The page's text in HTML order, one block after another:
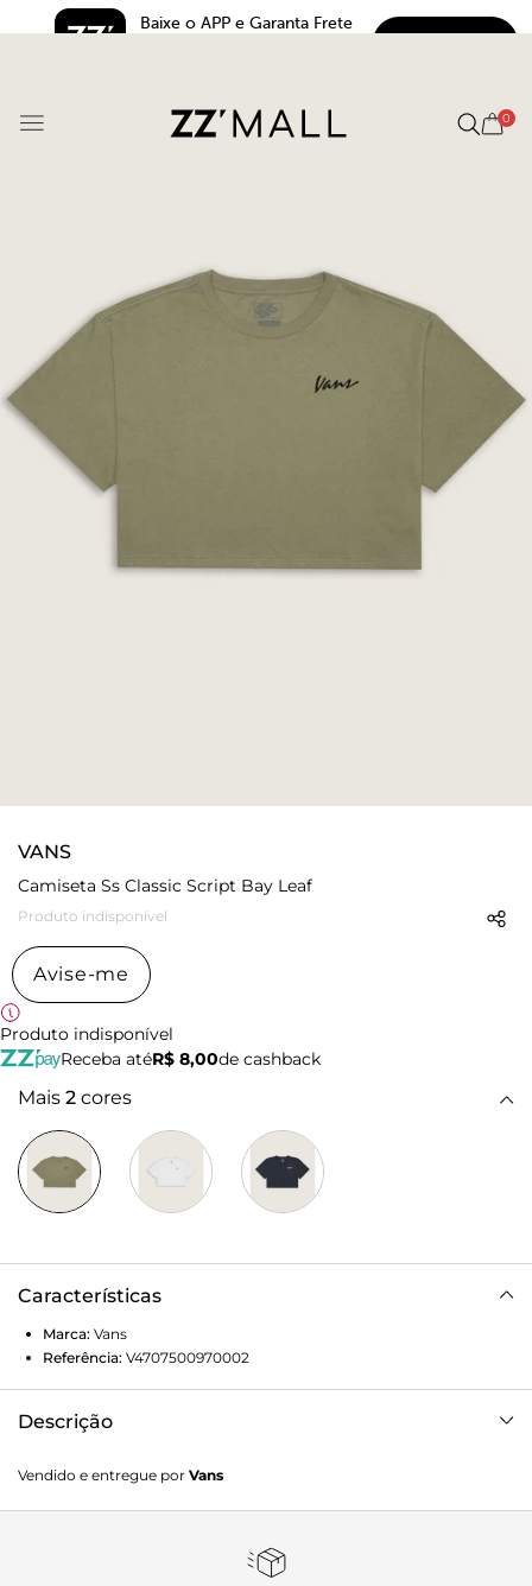
Baixe o APP e Garanta Frete
0
VANS
Camiseta Ss Classic Script Bay Leaf
Produto indisponível
Avise-me
Produto indisponível
Receba atéR$ 8,00de cashback
Mais 2 cores
Características
Marca: Vans
Referência: V4707500970002
Descrição
rua e nos esportes de ação. Com estampa na altura do
peito, no lado esquerdo, com assinatura Vans em letra
curta é urbana e compõe o visual casual, com inspiração no
Vendido e entregue por Vans